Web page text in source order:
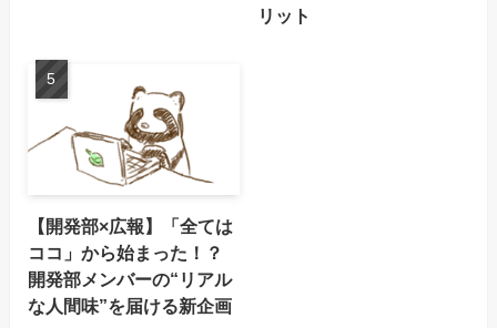
リット
【開発部×広報】「全ては
ココ」から始まった！？
開発部メンバーの“リアル
な人間味”を届ける新企画